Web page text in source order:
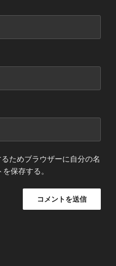
ためブラウザーに自分の名
保存する。